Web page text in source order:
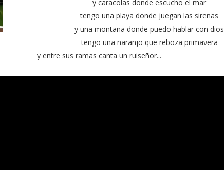
y caracolas donde escucho el mar
tengo una playa donde juegan las sirenas
y una montaña donde puedo hablar con dios
tengo una naranjo que reboza primavera
y entre sus ramas canta un ruiseñor...